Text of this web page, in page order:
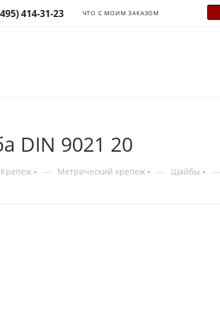
414-31-23 ЧТО С МОИМ ЗАКАЗОМ
DIN 9021 20
Крепеж — Метрический крепеж — Шайбы —